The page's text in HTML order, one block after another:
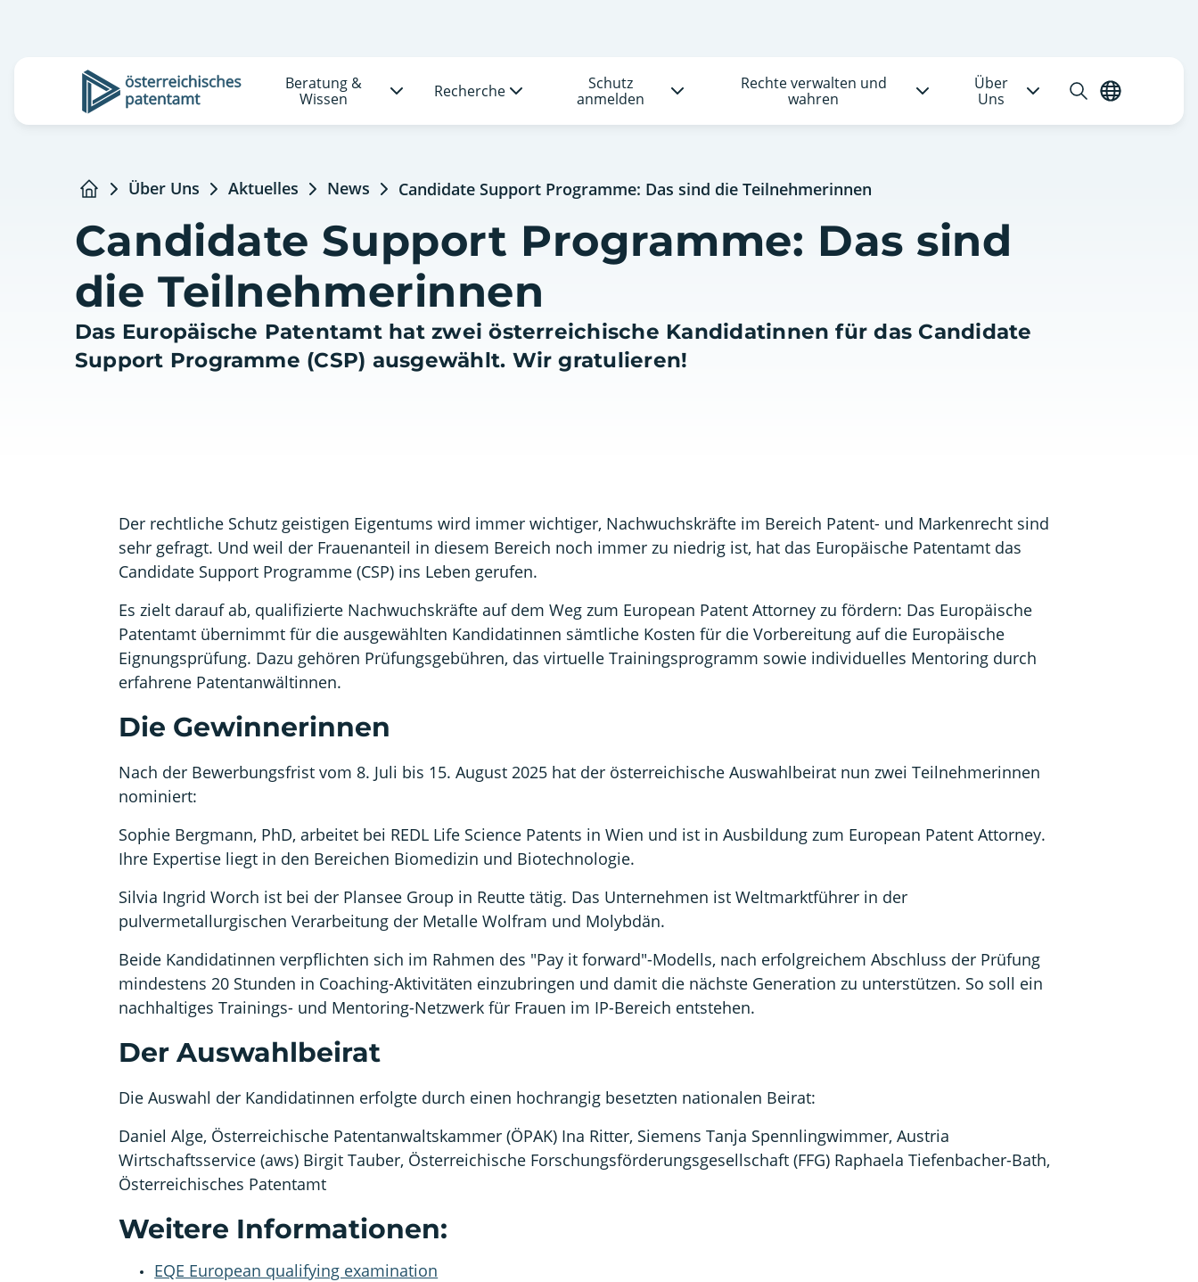
Logo
Beratung &
Wissen
Recherche
Schutz
anmelden
Rechte verwalten und
wahren
Über
Uns
SucheDeutsch
Über Uns Aktuelles News Candidate Support Programme: Das sind die Teilnehmerinnen
Candidate Support Programme: Das sind
die Teilnehmerinnen
Das Europäische Patentamt hat zwei österreichische Kandidatinnen für das Candidate
Support Programme (CSP) ausgewählt. Wir gratulieren!
Der rechtliche Schutz geistigen Eigentums wird immer wichtiger, Nachwuchskräfte im Bereich Patent- und Markenrecht sind
sehr gefragt. Und weil der Frauenanteil in diesem Bereich noch immer zu niedrig ist, hat das Europäische Patentamt das
Candidate Support Programme (CSP) ins Leben gerufen.
Es zielt darauf ab, qualifizierte Nachwuchskräfte auf dem Weg zum European Patent Attorney zu fördern: Das Europäische
Patentamt übernimmt für die ausgewählten Kandidatinnen sämtliche Kosten für die Vorbereitung auf die Europäische
Eignungsprüfung. Dazu gehören Prüfungsgebühren, das virtuelle Trainingsprogramm sowie individuelles Mentoring durch
erfahrene Patentanwältinnen.
Die Gewinnerinnen
Nach der Bewerbungsfrist vom 8. Juli bis 15. August 2025 hat der österreichische Auswahlbeirat nun zwei Teilnehmerinnen
nominiert:
Sophie Bergmann, PhD, arbeitet bei REDL Life Science Patents in Wien und ist in Ausbildung zum European Patent Attorney.
Ihre Expertise liegt in den Bereichen Biomedizin und Biotechnologie.
Silvia Ingrid Worch ist bei der Plansee Group in Reutte tätig. Das Unternehmen ist Weltmarktführer in der
pulvermetallurgischen Verarbeitung der Metalle Wolfram und Molybdän.
Beide Kandidatinnen verpflichten sich im Rahmen des "Pay it forward"-Modells, nach erfolgreichem Abschluss der Prüfung
mindestens 20 Stunden in Coaching-Aktivitäten einzubringen und damit die nächste Generation zu unterstützen. So soll ein
nachhaltiges Trainings- und Mentoring-Netzwerk für Frauen im IP-Bereich entstehen.
Der Auswahlbeirat
Die Auswahl der Kandidatinnen erfolgte durch einen hochrangig besetzten nationalen Beirat:
Daniel Alge, Österreichische Patentanwaltskammer (ÖPAK) Ina Ritter, Siemens Tanja Spennlingwimmer, Austria
Wirtschaftsservice (aws) Birgit Tauber, Österreichische Forschungsförderungsgesellschaft (FFG) Raphaela Tiefenbacher-Bath,
Österreichisches Patentamt
Weitere Informationen:
EQE European qualifying examination